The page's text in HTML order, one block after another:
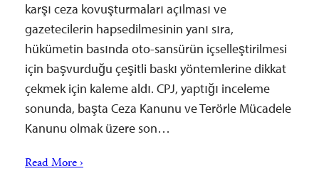
karşı ceza kovuşturmaları açılması ve
gazetecilerin hapsedilmesinin yanı sıra,
hükümetin basında oto-sansürün içselleştirilmesi
için başvurduğu çeşitli baskı yöntemlerine dikkat
çekmek için kaleme aldı. CPJ, yaptığı inceleme
sonunda, başta Ceza Kanunu ve Terörle Mücadele
Kanunu olmak üzere son…
Read More ›